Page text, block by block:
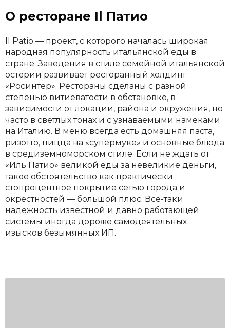
О ресторане Il Патио
Il Patio — проект, с которого началась широкая
народная популярность итальянской еды в
стране. Заведения в стиле семейной итальянской
остерии развивает ресторанный холдинг
«Росинтер». Рестораны сделаны с разной
степенью витиеватости в обстановке, в
зависимости от локации, района и окружения, но
часто в светлых тонах и с узнаваемыми намеками
на Италию. В меню всегда есть домашняя паста,
ризотто, пицца на «супермуке» и основные блюда
в средиземноморском стиле. Если не ждать от
«Иль Патио» великой еды за невеликие деньги,
такое обстоятельство как практически
стопроцентное покрытие сетью города и
окрестностей — большой плюс. Все-таки
надежность известной и давно работающей
системы иногда дороже самодеятельных
изысков безымянных ИП.